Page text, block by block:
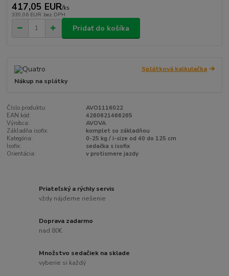
417,05 EUR/ks
339,06 EUR bez DPH
Pridať do košíka
Splátková kalkulačka
Nákup na splátky
Číslo produktu:
AVO1116022
EAN kód:
4260621466265
Výrobca:
AVOVA
Základňa isofix:
komplet so základňou
Kategória:
0-25 kg / i-size od 40 do 125 cm
Isofix:
sedačka s isofix
Orientácia:
v protismere jazdy
Priateľský a rýchly servis
vždy nájdeme riešenie
Doprava zadarmo
nad 80€
Množstvo sedačiek na sklade
vyberie si každý